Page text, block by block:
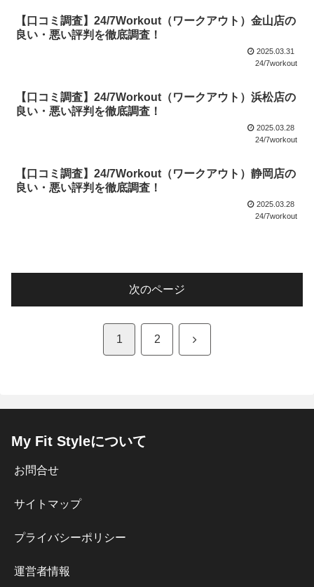
【口コミ調査】24/7Workout（ワークアウト）金山店の
良い・悪い評判を徹底調査！
2025.03.31
24/7workout
【口コミ調査】24/7Workout（ワークアウト）浜松店の
良い・悪い評判を徹底調査！
2025.03.28
24/7workout
【口コミ調査】24/7Workout（ワークアウト）静岡店の
良い・悪い評判を徹底調査！
2025.03.28
24/7workout
次のページ
1 2 次
My Fit Styleについて
お問合せ
サイトマップ
プライバシーポリシー
運営者情報